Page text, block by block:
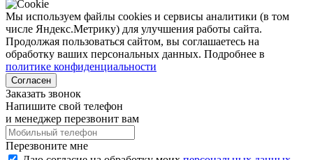
Мы используем файлы cookies и сервисы аналитики (в том
числе Яндекс.Метрику) для улучшения работы сайта.
Продолжая пользоваться сайтом, вы соглашаетесь на
обработку ваших персональных данных. Подробнее в
политике конфиденциальности
Согласен
Заказать звонок
Напишите свой телефон
и менеджер перезвонит вам
Перезвоните мне